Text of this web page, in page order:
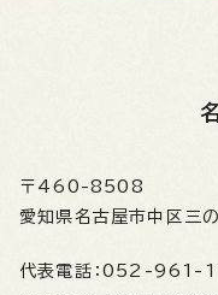
〒460-8508
愛知県名古屋市中区三
代表電話： 052-961-